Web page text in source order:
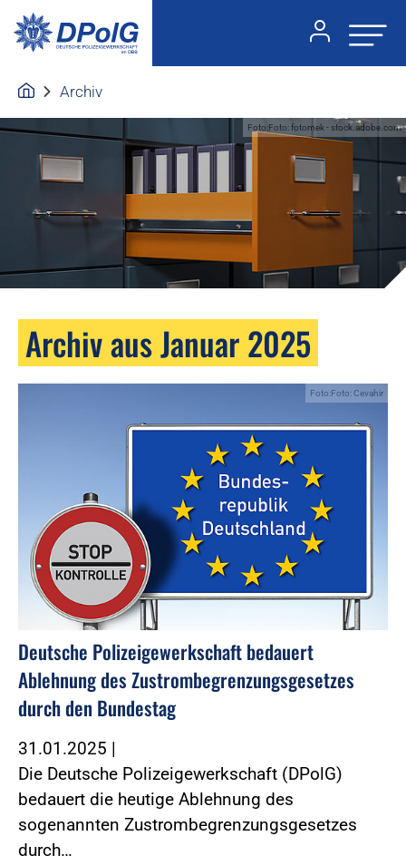
Archiv
Foto:Foto: fotomek - stock.adobe.com
Archiv aus Januar 2025
Foto:Foto: Cevahir
Deutsche Polizeigewerkschaft bedauert
Ablehnung des Zustrombegrenzungsgesetzes
durch den Bundestag
31.01.2025 |
Die Deutsche Polizeigewerkschaft (DPolG)
bedauert die heutige Ablehnung des
sogenannten Zustrombegrenzungsgesetzes
durch…